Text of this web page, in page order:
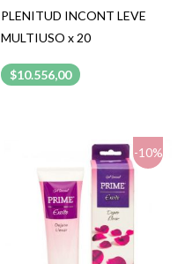
PLENITUD INCONT LEVE
MULTIUSO x 20
$10.556,00
-10%